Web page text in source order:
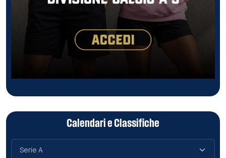
Calendari e Classifiche